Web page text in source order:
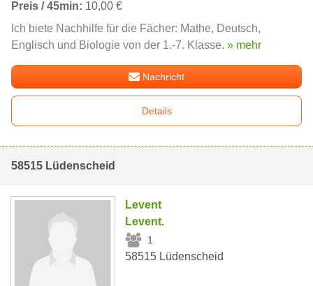
Preis / 45min: 10,00 €
Ich biete Nachhilfe für die Fächer: Mathe, Deutsch,
Englisch und Biologie von der 1.-7. Klasse. » mehr
Nachricht
Details
58515 Lüdenscheid
Levent
Levent.
1
58515 Lüdenscheid